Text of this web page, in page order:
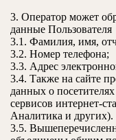
3. Оператор может
данные Пользователя
3.1. Фамилия, имя,
3.2. Номер телефона;
3.3. Адрес
3.4. Также на сайте
данных о
сервисов интернет-
Аналитика и других).
3.5.